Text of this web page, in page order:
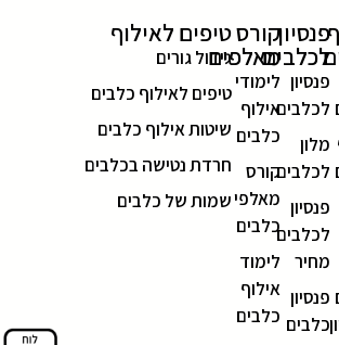
פנסיון
לכלבים
פנסיון
לכלבים
מלון
לכלבים
פנסיון
לכלבים
מחיר
פנסיון
כלבים
קורס
מאלפים
לימודי
אילוף
כלבים
קורס
מאלפי
כלבים
לימוד
אילוף
כלבים
טיפים לאילוף
גידול גורים
טיפים לאילוף כלבים
שיטות אילוף כלבים
חרדת נטישה בכלבים
שמות של כלבים